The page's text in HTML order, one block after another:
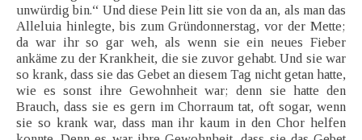
unwürdig bin.“ Und diese Pein litt sie von da an, als man das
Alleluia hinlegte, bis zum Gründonnerstag, vor der Mette;
da war ihr so gar weh, als wenn sie ein neues Fieber
ankäme zu der Krankheit, die sie zuvor gehabt. Und sie war
so krank, dass sie das Gebet an diesem Tag nicht getan hatte,
wie es sonst ihre Gewohnheit war; denn sie hatte den
Brauch, dass sie es gern im Chorraum tat, oft sogar, wenn
sie so krank war, dass man ihr kaum in den Chor helfen